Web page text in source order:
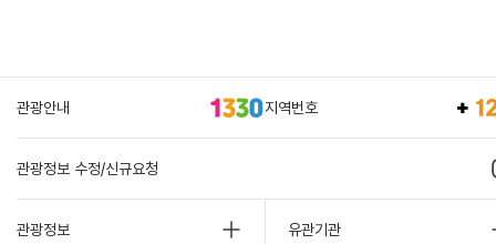
관광안내 지역번호
관광정보 수정/신규요청
관광정보 유관기관